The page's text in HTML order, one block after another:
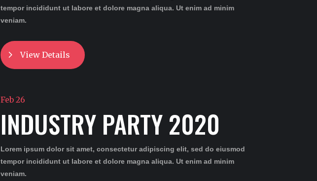
tempor incididunt ut labore et dolore magna aliqua. Ut enim ad minim
veniam.
View Details
Feb 26
INDUSTRY PARTY 2020
Lorem ipsum dolor sit amet, consectetur adipiscing elit, sed do eiusmod
tempor incididunt ut labore et dolore magna aliqua. Ut enim ad minim
veniam.